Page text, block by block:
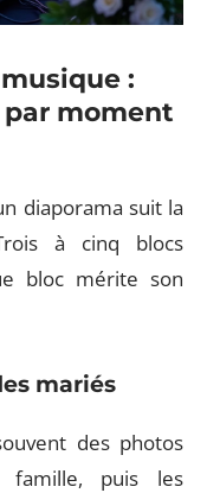
:
moment
diaporama suit la
à cinq blocs
bloc mérite son
mariés
des photos
famille, puis les